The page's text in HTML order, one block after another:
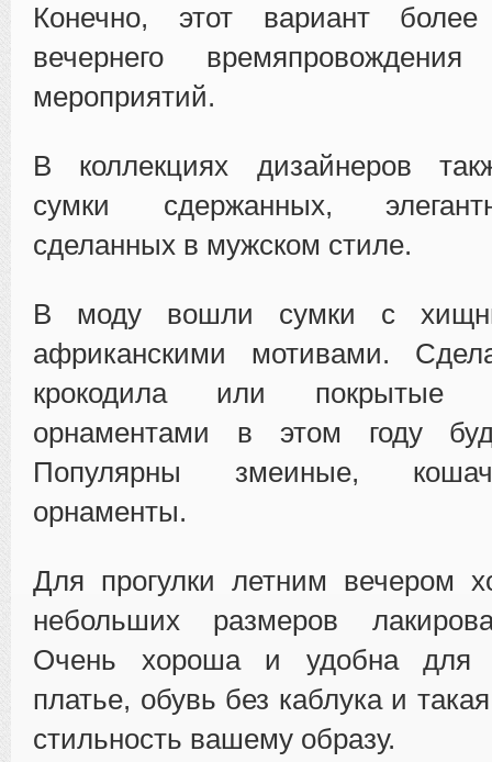
Конечно, этот вариант
вечернего
мероприятий.
В коллекциях дизайнеров
сумки сдержанных,
сделанных в мужском стиле.
В моду вошли сумки с
африканскими мотивами.
крокодила или покрытые
орнаментами в этом году
Популярны змеиные,
орнаменты.
Для прогулки летним вечером
небольших размеров
Очень хороша и удобна для
платье, обувь без каблука и
стильность вашему образу.